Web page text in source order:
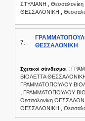
ΣΤΥΛΙΑΝΗ ,
ΘΕΣΣΑΛΟΝΙΚΗ ,
7.
ΘΕΣΣΑΛΟΝΙΚΗ
Σχετικοί σύνδεσμοι :
ΒΙΟΛΕΤΤΑ
ΓΡΑΜΜΑΤΟΠΟΥΛΟΥ
, ΓΡΑΜΜΑΤΟΠΟΥΛΟΥ
Θεσσαλονίκη
ΘΕΣΣΑΛΟΝΙΚΗ ,